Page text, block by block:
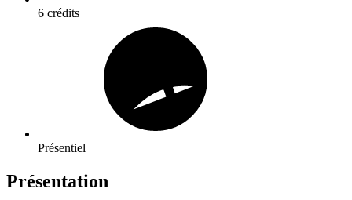
6 crédits
Présentiel
Présentation